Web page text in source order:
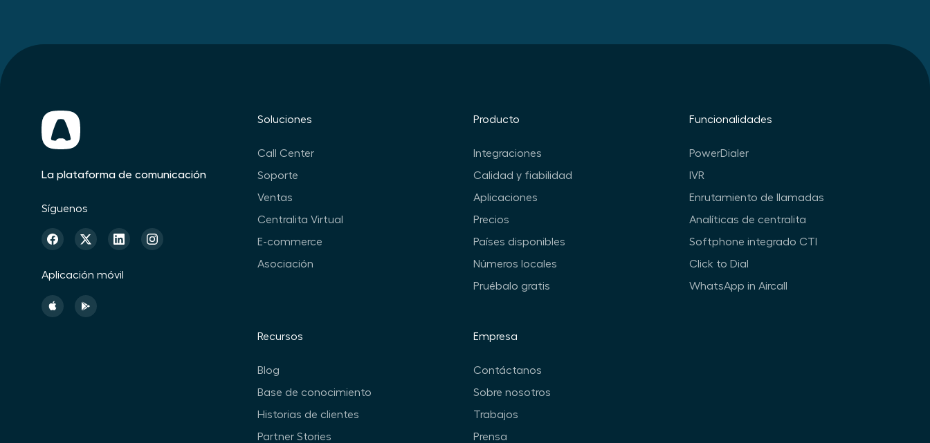
La plataforma de comunicación
Síguenos
Aplicación móvil
Soluciones
Call Center
Soporte
Ventas
Centralita Virtual
E-commerce
Asociación
Producto
Integraciones
Calidad y fiabilidad
Aplicaciones
Precios
Países disponibles
Números locales
Pruébalo gratis
Funcionalidades
PowerDialer
IVR
Enrutamiento de llamadas
Analíticas de centralita
Softphone integrado CTI
Click to Dial
WhatsApp in Aircall
Recursos
Blog
Base de conocimiento
Historias de clientes
Partner Stories
Empresa
Contáctanos
Sobre nosotros
Trabajos
Prensa